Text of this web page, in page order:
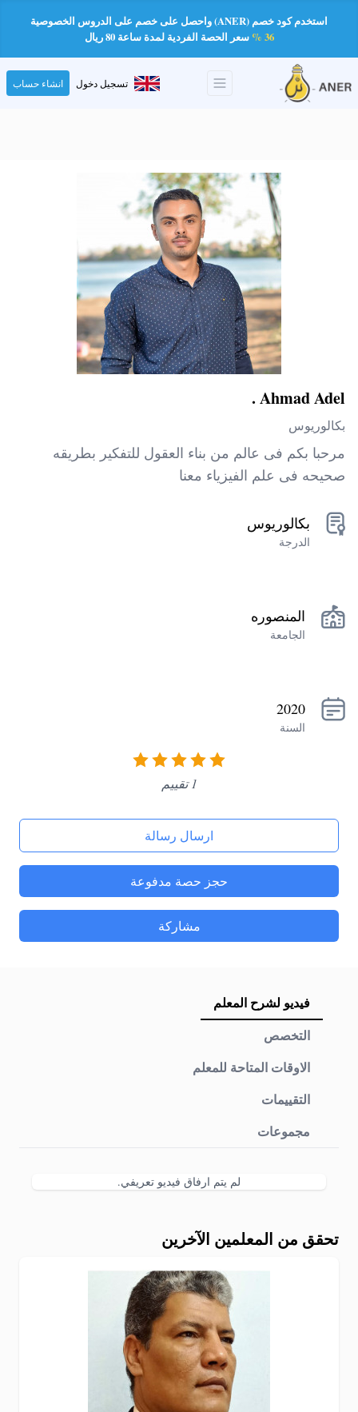
استخدم كود خصم (ANER) واحصل على خصم على الدروس الخصوصية
36 %
سعر الحصة الفردية لمدة ساعة 80 ريال
تسجيل دخول انشاء حساب
Ahmad Adel .
بكالوريوس
مرحبا بكم فى عالم من بناء العقول للتفكير بطريقه
صحيحه فى علم الفيزياء معنا
بكالوريوس
الدرجة
المنصوره
الجامعة
2020
السنة
1 تقييم
ارسال رسالة
حجز حصة مدفوعة
مشاركة
فيديو لشرح المعلم
التخصص
الاوقات المتاحة للمعلم
التقييمات
مجموعات
لم يتم ارفاق فيديو تعريفي.
تحقق من المعلمين الآخرين